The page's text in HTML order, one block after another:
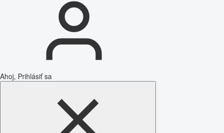
Ahoj, Prihlásiť sa